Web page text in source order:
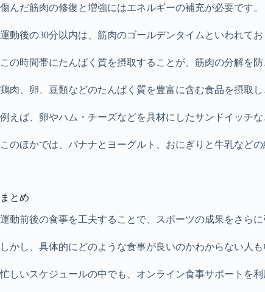
傷んだ筋肉の修復と増強にはエネルギーの補充が必要です。
運動後の30分以内は、筋肉のゴールデンタイムといわれて
この時間帯にたんぱく質を摂取することが、筋肉の分解を防
鶏肉、卵、豆類などのたんぱく質を豊富に含む食品を摂取
例えば、卵やハム・チーズなどを具材にしたサンドイッチ
このほかでは、バナナとヨーグルト、おにぎりと牛乳などの
まとめ
運動前後の食事を工夫することで、スポーツの成果をさらに
しかし、具体的にどのような食事が良いのかわからない人も
忙しいスケジュールの中でも、オンライン食事サポートを